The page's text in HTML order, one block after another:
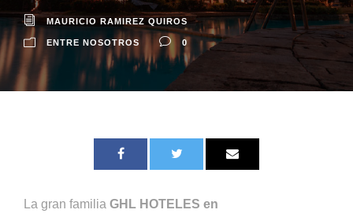
MAURICIO RAMIREZ QUIROS
ENTRE NOSOTROS 0
La gran familia GHL HOTELES en